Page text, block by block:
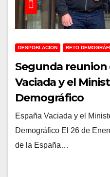
DESPOBLACION RETO
Segunda reunion
Vaciada y el
Demográfico
España Vaciada y el
Demográfico El 26 de
de la España…